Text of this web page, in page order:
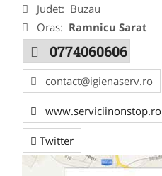
Judet: Buzau
Oras: Ramnicu Sarat
0774060606
contact@igienaserv.ro
www.serviciinonstop.ro
Twitter